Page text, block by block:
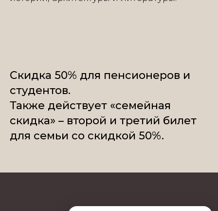
Скидка 50% для пенсионеров и
студентов.
Также действует «семейная
скидка» – второй и третий билет
для семьи со скидкой 50%.